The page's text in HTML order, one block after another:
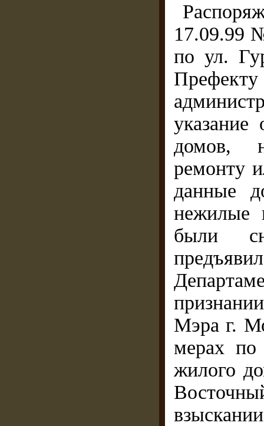
17.09.99
по ул.
указание
домов,
ремонту
данные
нежилые
были
Мэра г.
мерах по
жилого